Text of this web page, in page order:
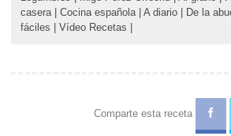
casera| Cocina española| A diario De la
fáciles
Vídeo Recetas
Comparte esta receta